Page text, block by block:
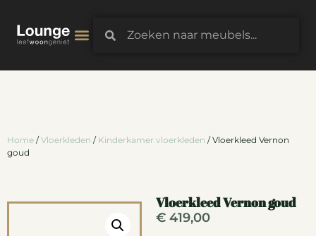
Home /Vloerkleden / Kinderkamer vloerkleden / Vloerkleed Vernon
goud
Vloerkleed Vernon goud
€419,00